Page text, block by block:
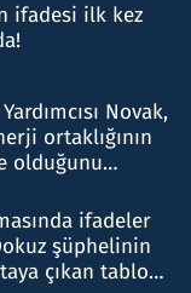
ifadesi ilk kez
Novak,
ortaklığının
olduğunu
ifadeler
şüphelinin
çıkan tablo